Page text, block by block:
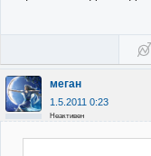
меган
1.5.2011 0:23
Неактивен